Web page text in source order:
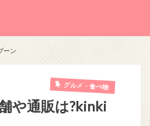
ーン
グルメ・食べ物
や通販は?kinki